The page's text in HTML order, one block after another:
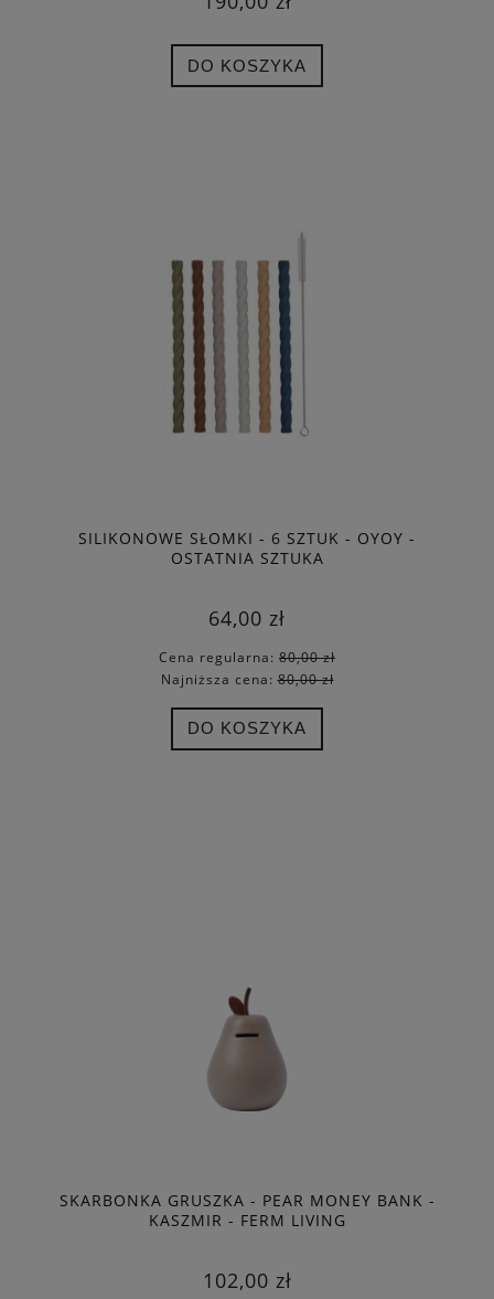
DO KOSZYKA
SILIKONOWE SŁOMKI - 6 SZTUK - OYOY -
OSTATNIA SZTUKA
64,00 zł
Cena regularna: 80,00 zł
Najniższa cena:80,00 zł
DO KOSZYKA
SKARBONKA GRUSZKA - PEAR MONEY BANK -
KASZMIR - FERM LIVING
102,00 zł